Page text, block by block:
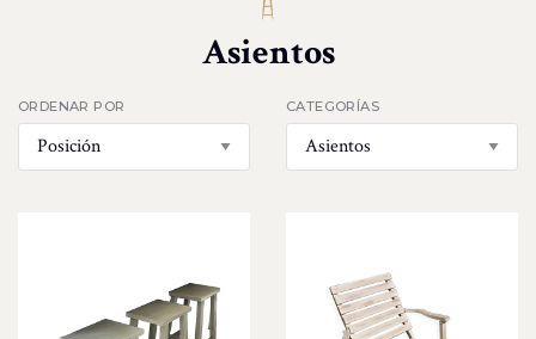
Asientos
ORDENAR POR CATEGORÍAS